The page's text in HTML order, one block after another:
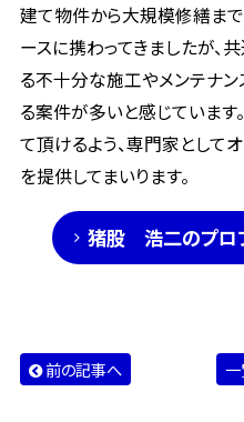
建て物件から大規模修繕ま
ースに携わってきましたが、
る不十分な施工やメンテナ
る案件が多いと感じています
て頂けるよう、専門家として
を提供してまいります。
猪股 浩二のプロ
前の記事へ